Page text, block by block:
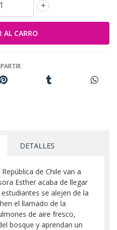
+
DETALLES
de Chile van a
Esther acaba de llegar
se alejen de la
el llamado de la
de aire fresco,
bosque y aprendan un